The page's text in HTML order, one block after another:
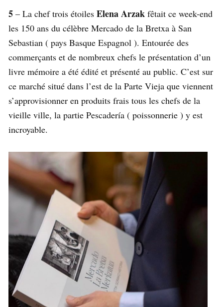
5 – La chef trois étoiles Elena Arzak fêtait ce week-end
les 150 ans du célèbre Mercado de la Bretxa à San
Sebastian ( pays Basque Espagnol ). Entourée des
commerçants et de nombreux chefs le présentation d’un
livre mémoire a été édité et présenté au public. C’est sur
ce marché situé dans l’est de la Parte Vieja que viennent
s’approvisionner en produits frais tous les chefs de la
vieille ville, la partie Pescadería ( poissonnerie ) y est
incroyable.